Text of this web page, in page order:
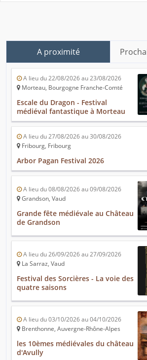
A proximité
A lieu du 22/08/2026 au 23/08/2026
Morteau, Bourgogne Franche-Comté
Escale du Dragon - Festival
médiéval fantastique à Morteau
A lieu du 27/08/2026 au 30/08/2026
Fribourg, Fribourg
Arbor Pagan Festival 2026
A lieu du 08/08/2026 au 09/08/2026
Grandson, Vaud
Grande fête médiévale au Château
de Grandson
A lieu du 26/09/2026 au 27/09/2026
La Sarraz, Vaud
Festival des Sorcières - La voie des
quatre saisons
A lieu du 03/10/2026 au 04/10/2026
Brenthonne, Auvergne-Rhône-Alpes
les 10èmes médiévales du château
d'Avully